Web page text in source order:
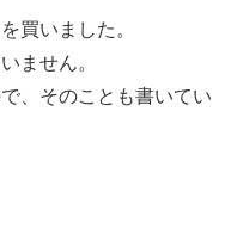
買いました。
ません。
、そのことも書いてい